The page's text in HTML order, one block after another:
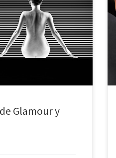
con temática Glamour
esta maravillosa temática
Glamour y